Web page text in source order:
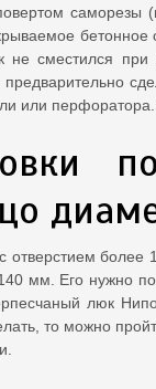
сместился при
перфоратора.
отверстием
мм. Его нужно
люк
то можно